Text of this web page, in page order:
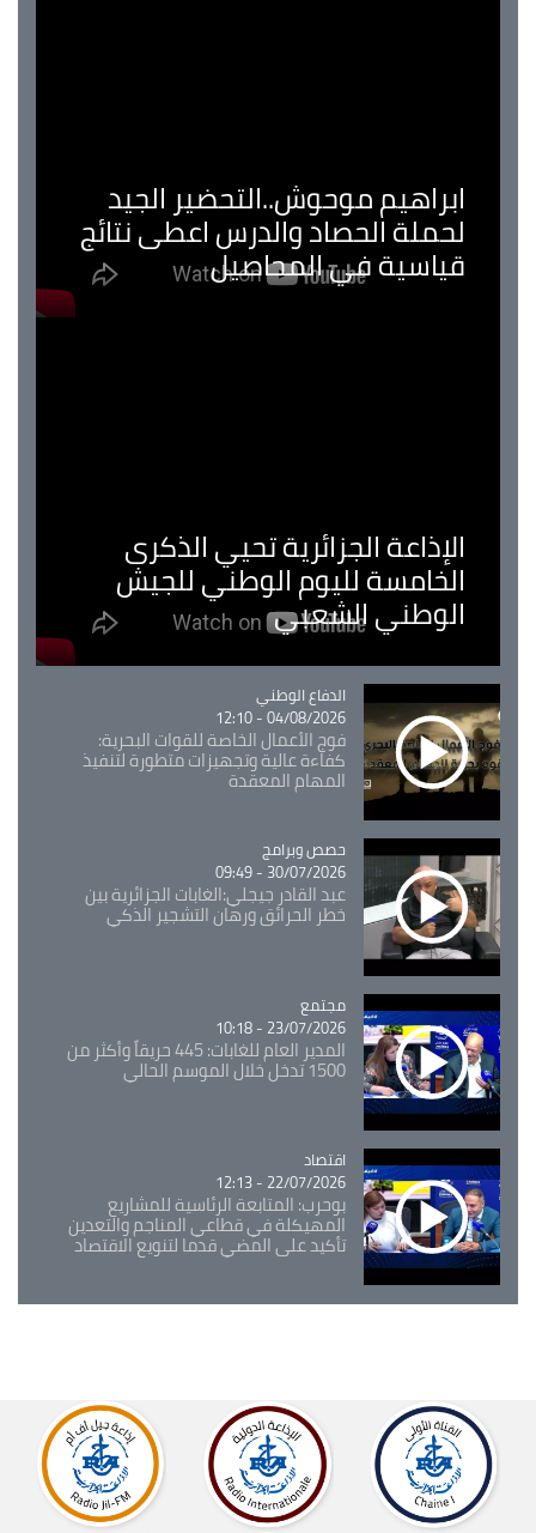
ابراهيم موحوش..التحضير الجيد
لحملة الحصاد والدرس اعطى نتائج
قياسية في المحاصيل
الإذاعة الجزائرية تحيي الذكرى
الخامسة لليوم الوطني للجيش
الوطني الشعبي
Catégorie
الدفاع الوطني
04/08/2026 - 12:10
فوج الأعمال الخاصة للقوات البحرية:
كفاءة عالية وتجهيزات متطورة لتنفيذ
المهام المعقدة
Catégorie
حصص وبرامج
30/07/2026 - 09:49
عبد القادر جيجلي:الغابات الجزائرية بين
خطر الحرائق ورهان التشجير الذكي
Catégorie
مجتمع
23/07/2026 - 10:18
المدير العام للغابات: 445 حريقاً وأكثر من
1500 تدخل خلال الموسم الحالي
Catégorie
اقتصاد
22/07/2026 - 12:13
بوحرب: المتابعة الرئاسية للمشاريع
المهيكلة في قطاعي المناجم والتعدين
تأكيد على المضي قدما لتنويع الاقتصاد